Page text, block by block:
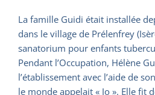
La famille Guidi était installée
dans le village de Prélenfrey
sanatorium pour enfants
Pendant l’Occupation, Hélène
l’établissement avec l’aide de
le monde appelait « Jo ». Elle fit